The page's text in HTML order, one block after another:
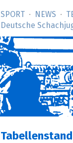
SPORT NEWS
Deutsche
Tabellenstand